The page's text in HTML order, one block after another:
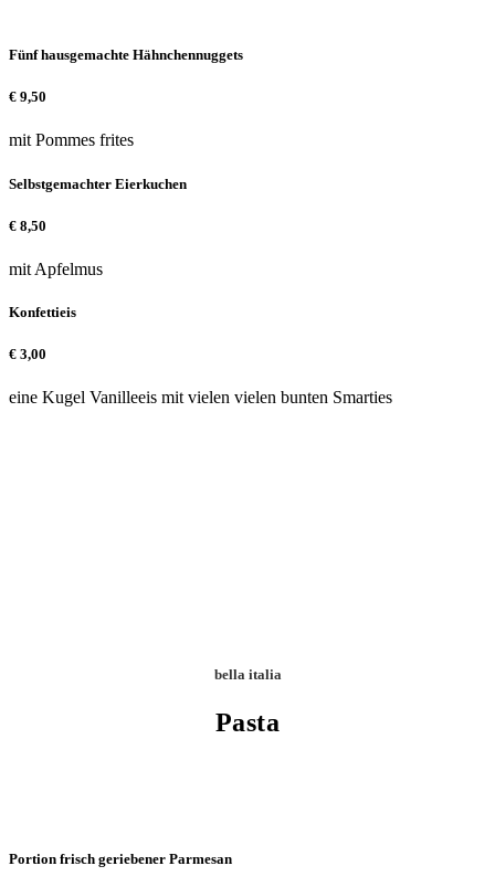
Fünf hausgemachte Hähnchennuggets
€ 9,50
mit Pommes frites
Selbstgemachter Eierkuchen
€ 8,50
mit Apfelmus
Konfettieis
€ 3,00
eine Kugel Vanilleeis mit vielen vielen bunten Smarties
bella italia
Pasta
Portion frisch geriebener Parmesan